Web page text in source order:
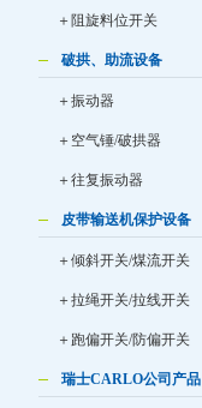
＋阻旋料位开关
破拱、助流设备
＋振动器
＋空气锤/破拱器
＋往复振动器
皮带输送机保护设备
＋倾斜开关/煤流开关
＋拉绳开关/拉线开关
＋跑偏开关/防偏开关
瑞士CARLO公司产品